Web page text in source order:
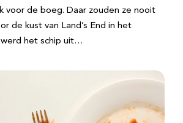
voor de boeg. Daar zouden ze nooit
de kust van Land’s End in het
werd het schip uit…